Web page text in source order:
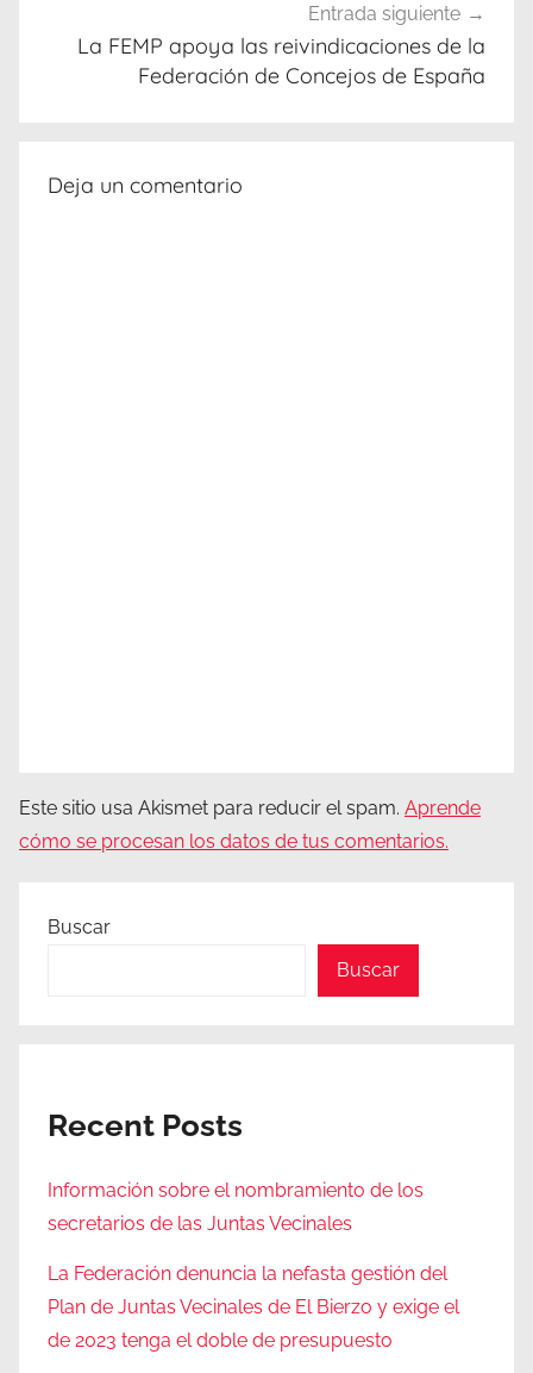
Entrada siguiente
La FEMP apoya las reivindicaciones de la
Federación de Concejos de España
Deja un comentario
Este sitio usa Akismet para reducir el spam. Aprende
cómo se procesan los datos de tus comentarios.
Buscar
Buscar
Recent Posts
Información sobre el nombramiento de los
secretarios de las Juntas Vecinales
La Federación denuncia la nefasta gestión del
Plan de Juntas Vecinales de El Bierzo y exige el
de 2023 tenga el doble de presupuesto